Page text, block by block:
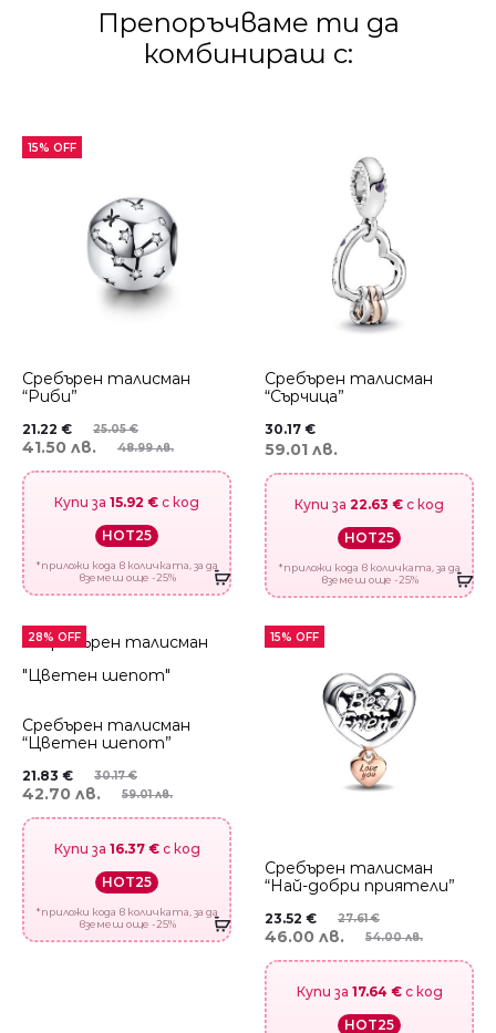
Препоръчваме ти да
комбинираш с:
15% OFF
Сребърен талисман
“Риби”
25.05€
21.22 €
48.99 лв.
41.50 лв.
Купи за 15.92 € с код
HOT25
*приложи кода в количката, за да
вземеш още -25%
Сребърен талисман
“Сърчица”
30.17 €
59.01 лв.
Купи за 22.63 € с код
HOT25
*приложи кода в количката, за да
вземеш още -25%
28% OFF
Сребърен талисман
“Цветен шепот”
30.17€
21.83 €
59.01 лв.
42.70 лв.
Купи за 16.37 €с код
HOT25
*приложи кода в количката, за да
вземеш още -25%
15% OFF
Сребърен талисман
“Най-добри приятели”
27.61€
23.52 €
54.00 лв.
46.00 лв.
Купи за 17.64 €с код
HOT25